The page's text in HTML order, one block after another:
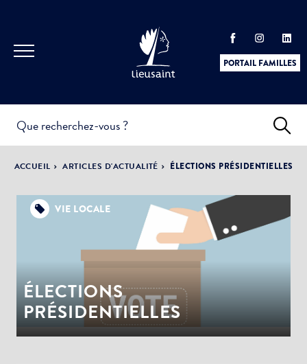
PORTAIL FAMILLES
PRATIQUES &
DÉMARCHES
ACTUALITÉS &
ÉVÈNEMENTS
LA VILLE
DÉMOCRATIE
PARTICIPATIVE
ACCUEIL ARTICLES D'ACTUALITÉ ÉLECTIONS PRÉSIDENTIELLES
VIE LOCALE
ÉLECTIONS
PRÉSIDENTIELLES